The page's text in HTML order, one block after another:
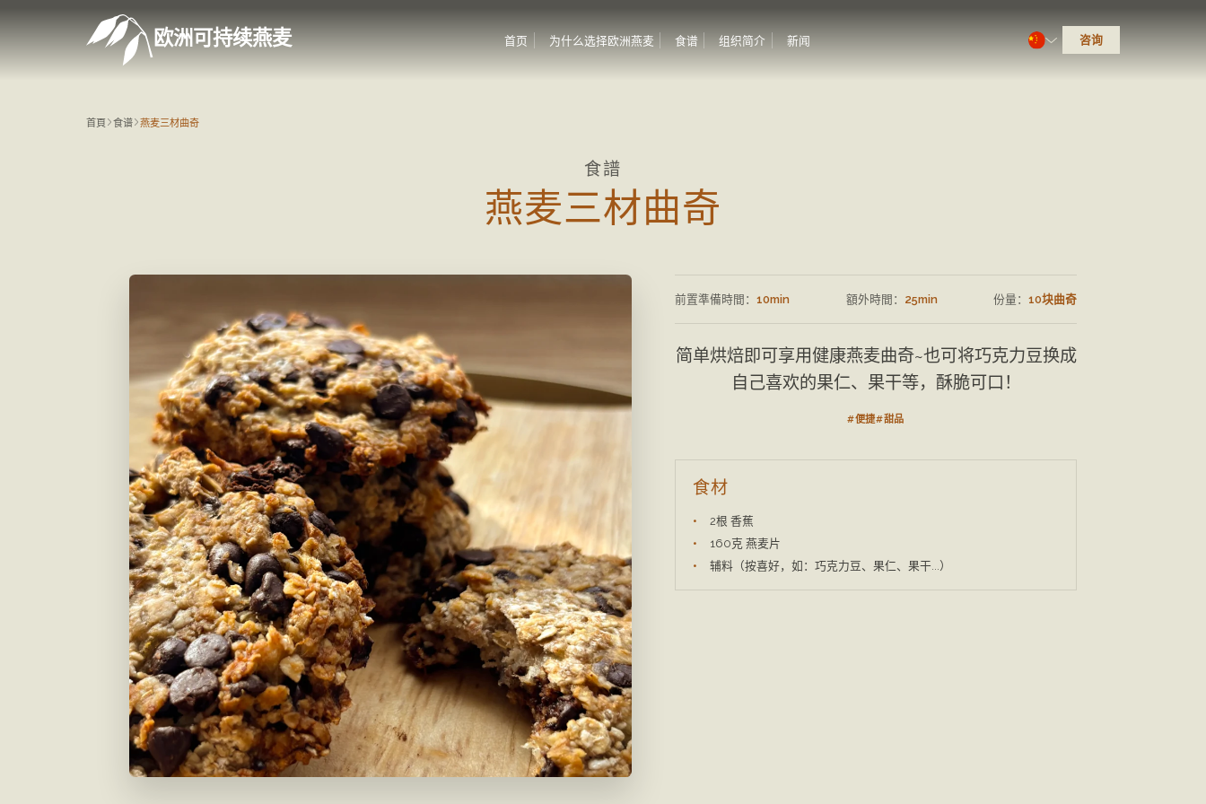
欧洲可持续燕麦 首页 为什么选择欧洲燕麦 食谱 组织简介 新闻 咨询
首頁 食谱 燕麦三材曲奇
食譜
燕麦三材曲奇
前置準備時間： 10min 額外時間： 25min 份量： 10块曲奇
简单烘焙即可享用健康燕麦曲奇~也可将巧克力豆换成
自己喜欢的果仁、果干等，酥脆可口！
#便捷#甜品
食材
2根 香蕉
160克 燕麦片
辅料（按喜好，如：巧克力豆、果仁、果干...）